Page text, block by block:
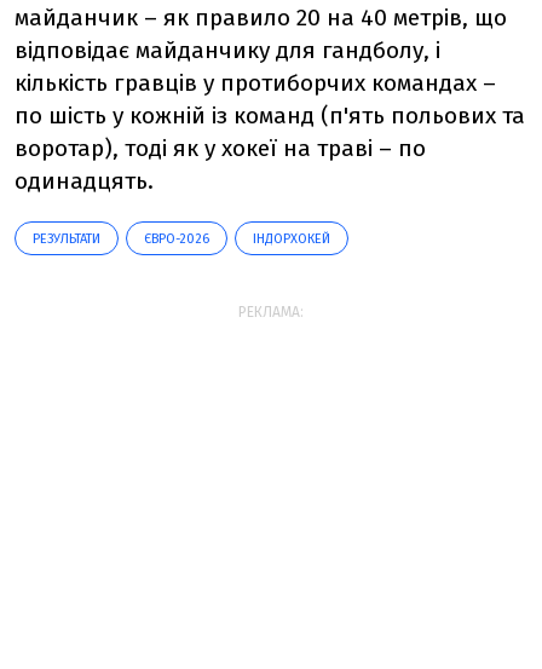
майданчик – як правило 20 на 40 метрів, що
відповідає майданчику для гандболу, і
кількість гравців у протиборчих командах –
по шість у кожній із команд (п'ять польових та
воротар), тоді як у хокеї на траві – по
одинадцять.
РЕЗУЛЬТАТИ ЄВРО-2026 ІНДОРХОКЕЙ
РЕКЛАМА: